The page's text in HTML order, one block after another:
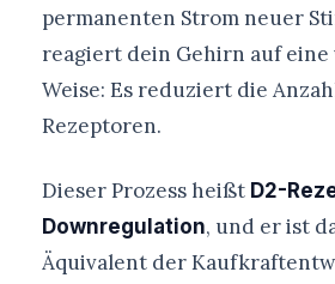
permanenten Strom neuer
reagiert dein Gehirn auf eine
Weise: Es reduziert die
Rezeptoren.
Dieser Prozess heißt D2-
Downregulation, und er ist
Äquivalent der